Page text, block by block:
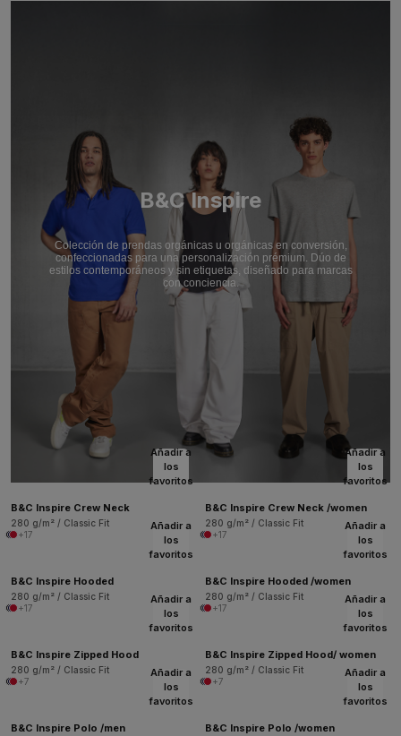
B&C Inspire
Colección de prendas orgánicas u orgánicas en conversión,
confeccionadas para una personalización prémium. Dúo de
estilos contemporáneos y sin etiquetas, diseñado para marcas
con conciencia.
Añadir a
los
favoritos
B&C Inspire Crew Neck
280 g/m² / Classic Fit
+17
Añadir a
los
favoritos
B&C Inspire Crew Neck /women
280 g/m² / Classic Fit
+17
Añadir a
los
favoritos
B&C Inspire Hooded
280 g/m² / Classic Fit
+17
Añadir a
los
favoritos
B&C Inspire Hooded /women
280 g/m² / Classic Fit
+17
Añadir a
los
favoritos
B&C Inspire Zipped Hood
280 g/m² / Classic Fit
+7
Añadir a
los
favoritos
B&C Inspire Zipped Hood/ women
280 g/m² / Classic Fit
+7
Añadir a
los
favoritos
B&C Inspire Polo /men
Añadir a
los
favoritos
B&C Inspire Polo /women